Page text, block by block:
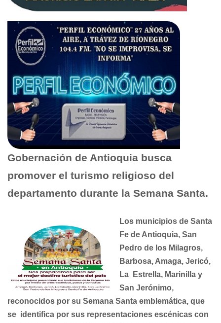
Gobernación de Antioquia busca
promover el turismo religioso del
departamento durante la Semana Santa.
Los municipios de Santa
Fe de Antioquia, San
Pedro de los Milagros,
Barbosa, Amaga, Jericó,
La Estrella, Marinilla y
San Jerónimo,
reconocidos por su Semana Santa emblemática, que
se identifica por sus representaciones escénicas con